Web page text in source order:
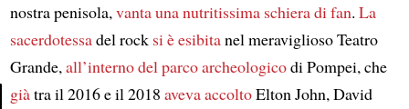
nostra penisola,vantauna nutritissima schiera di fan. La
sacerdotessadel rock si è esibitanel meraviglioso Teatro
Grande,all’interno del parco archeologicodi Pompei, che
giàtra il 2016 e il 2018 aveva accoltoElton John, David